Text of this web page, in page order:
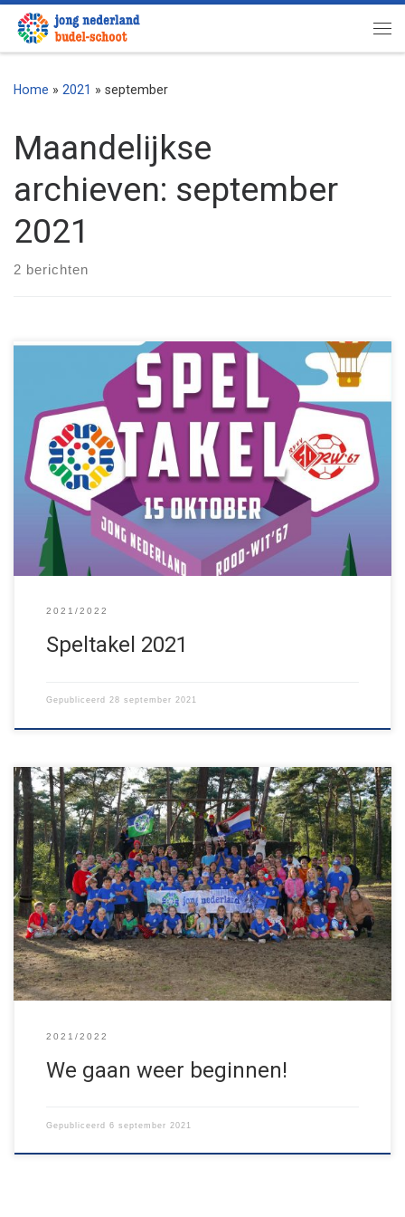
Ga naar inhoud
Home » 2021 » september
Maandelijkse
archieven: september
2021
2 berichten
Samen met RoodWit67 organiseren we vrijdag 15 oktober
SPELTAKEL, de sport- en spellenavond voor alle kinderen uit de
regio. Meer info en inschrijven op jnbs.nl/s2021.
2021/2022
Speltakel 2021
Gepubliceerd 28 september 2021
We zijn nog maar net uitgerust van het heerlijke zomerkamp in
Borkel, maar we gaan al weer los! Vanaf vandaag hebben al onze
groepen namelijk weer hun wekelijkse groepsavonden vol sport,
spel en avontuur! Wil jouw kind ook een keer meedoen? Wat leuk!
Kijk even op jnbs.nl/groepen om te zien […]
2021/2022
We gaan weer beginnen!
Gepubliceerd 6 september 2021